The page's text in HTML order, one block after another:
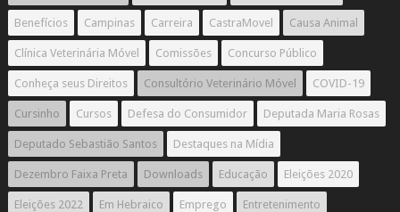
Benefícios Campinas Carreira CastraMovel Causa Animal
Clínica Veterinária Móvel Comissões Concurso Público
Conheça seus Direitos Consultório Veterinário Móvel COVID-19
Cursinho Cursos Defesa do Consumidor Deputada Maria Rosas
Deputado Sebastião Santos Destaques na Mídia
Dezembro Faixa Preta Downloads Educação Eleições 2020
Eleições 2022 Em Hebraico Emprego Entretenimento